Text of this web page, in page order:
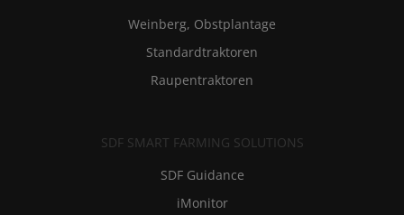
Weinberg, Obstplantage
Standardtraktoren
Raupentraktoren
SDF SMART FARMING SOLUTIONS
SDF Guidance
iMonitor